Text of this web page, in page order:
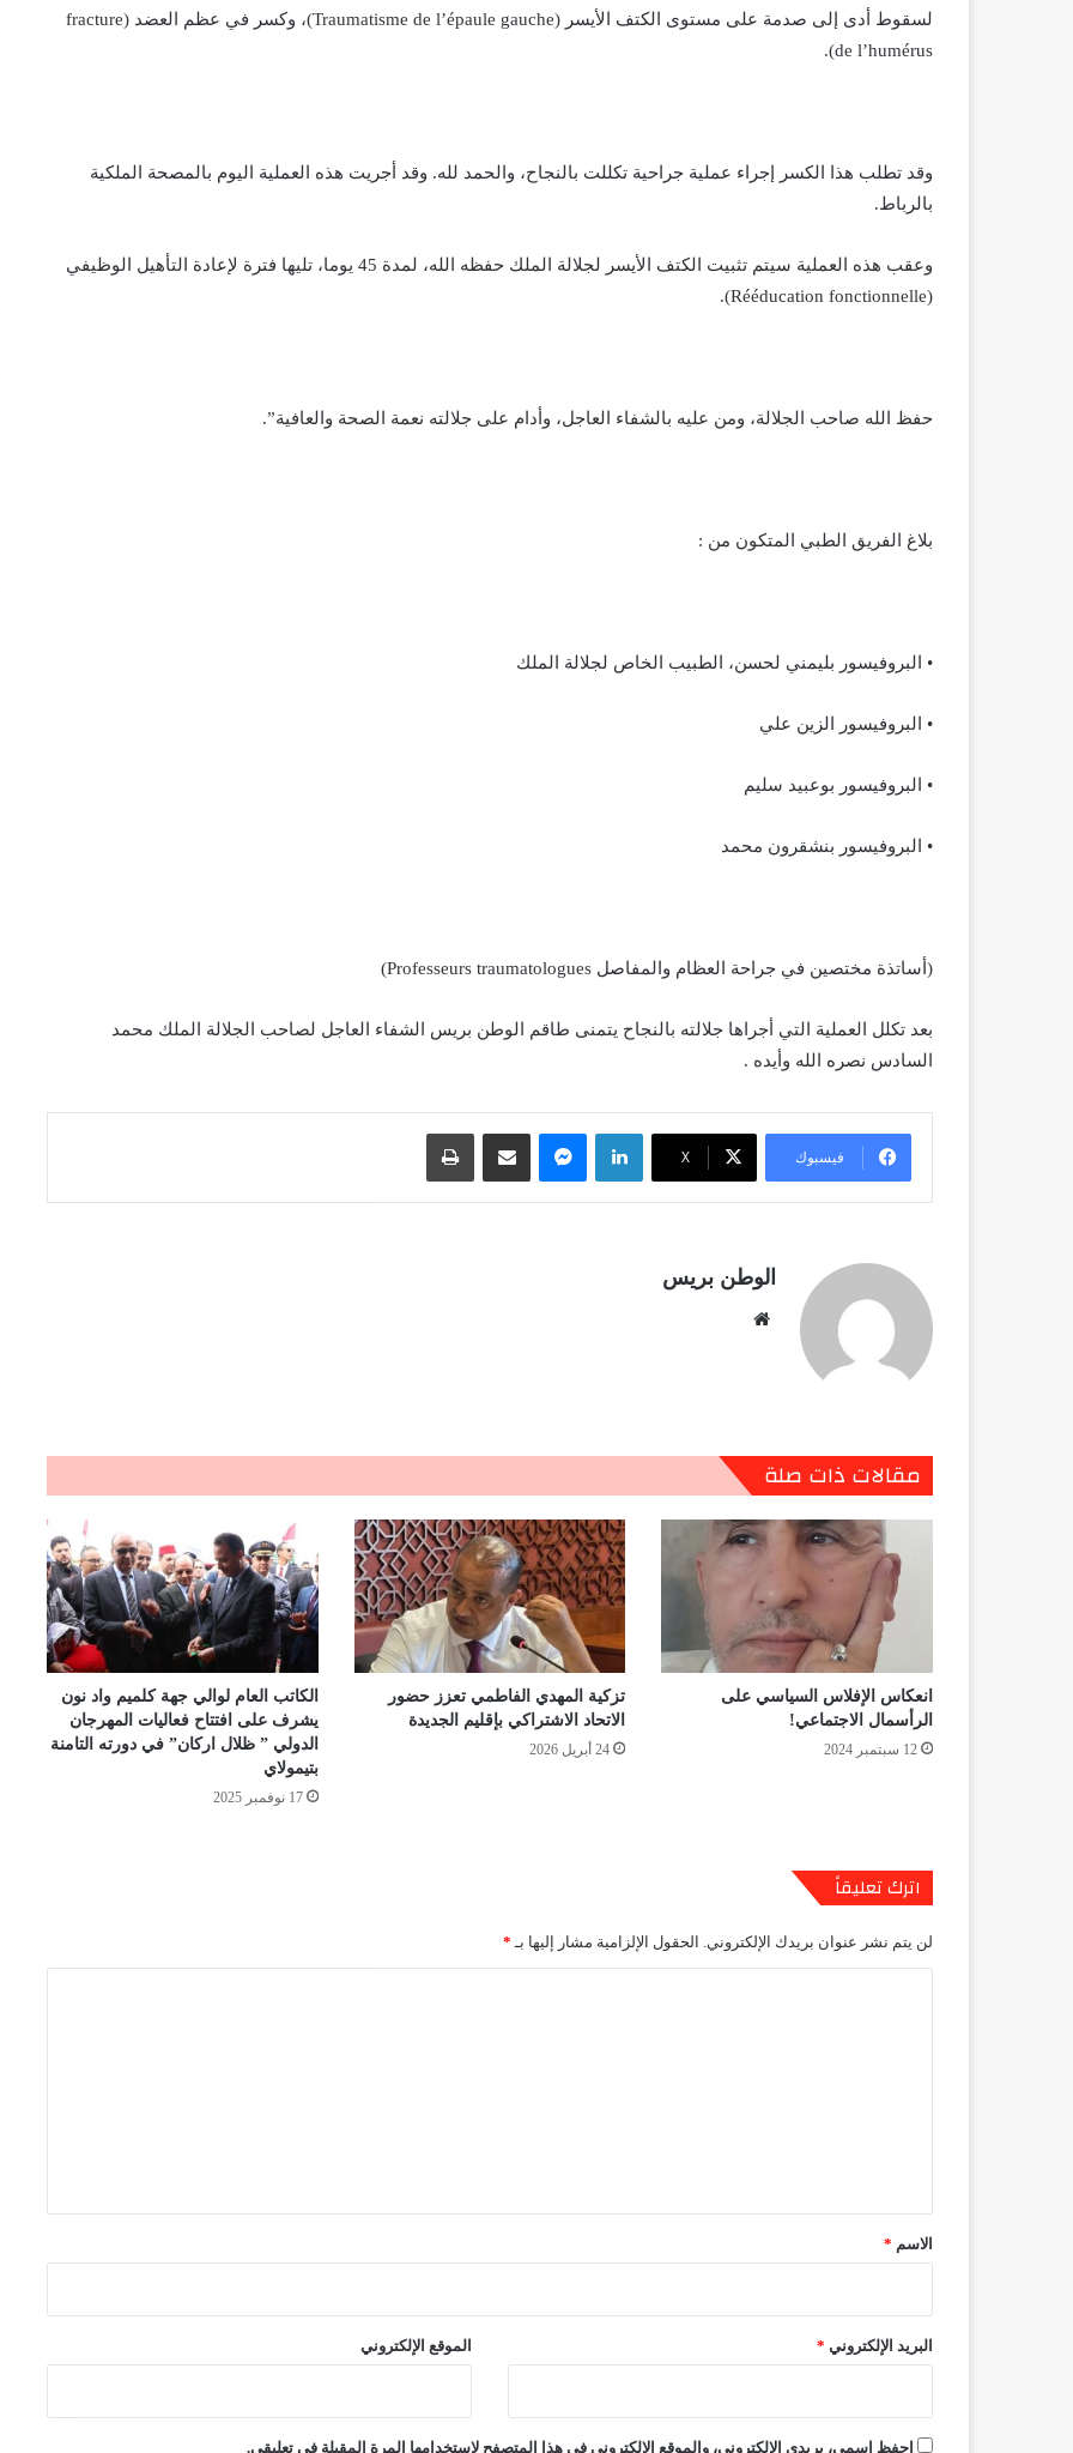
لسقوط أدى إلى صدمة على مستوى الكتف الأيسر (Traumatisme de l’épaule gauche)، وكسر في عظم العضد (fracture
de l’humérus).
وقد تطلب هذا الكسر إجراء عملية جراحية تكللت بالنجاح، والحمد لله. وقد أجريت هذه العملية اليوم بالمصحة الملكية
بالرباط.
وعقب هذه العملية سيتم تثبيت الكتف الأيسر لجلالة الملك حفظه الله، لمدة 45 يوما، تليها فترة لإعادة التأهيل الوظيفي
(Rééducation fonctionnelle).
حفظ الله صاحب الجلالة، ومن عليه بالشفاء العاجل، وأدام على جلالته نعمة الصحة والعافية”.
بلاغ الفريق الطبي المتكون من :
• البروفيسور بليمني لحسن، الطبيب الخاص لجلالة الملك
• البروفيسور الزين علي
• البروفيسور بوعبيد سليم
• البروفيسور بنشقرون محمد
(أساتذة مختصين في جراحة العظام والمفاصل Professeurs traumatologues)
بعد تكلل العملية التي أجراها جلالته بالنجاح يتمنى طاقم الوطن بريس الشفاء العاجل لصاحب الجلالة الملك محمد
السادس نصره الله وأيده .
فيسبوك X
لينكدإن ماسنجر مشاركة عبر البريد طباعة
الوطن بريس
مقالات ذات صلة
انعكاس الإفلاس السياسي على
الرأسمال الاجتماعي!
12 سبتمبر 2024
تزكية المهدي الفاطمي تعزز حضور
الاتحاد الاشتراكي بإقليم الجديدة
24 أبريل 2026
الكاتب العام لوالي جهة كلميم واد نون
يشرف على افتتاح فعاليات المهرجان
الدولي ” ظلال اركان” في دورته التامنة
بتيمولاي
17 نوفمبر 2025
اترك تعليقاً
لن يتم نشر عنوان بريدك الإلكتروني. الحقول الإلزامية مشار إليها بـ *
*الاسم *
البريد الإلكتروني * الموقع الإلكتروني
احفظ اسمي، بريدي الإلكتروني، والموقع الإلكتروني في هذا المتصفح لاستخدامها المرة المقبلة في تعليقي.